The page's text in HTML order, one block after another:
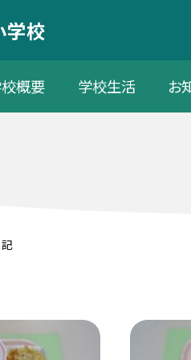
学校
概要 学校生活 お